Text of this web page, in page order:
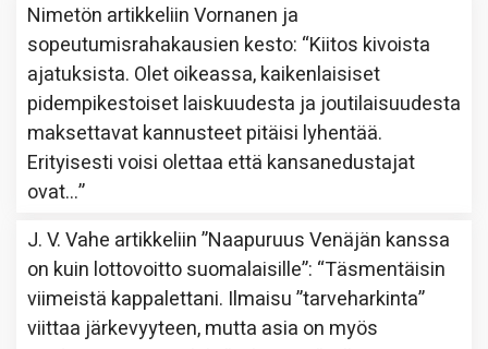
Nimetön artikkeliinVornanen ja
sopeutumisrahakausien kesto: “Kiitos kivoista
ajatuksista. Olet oikeassa, kaikenlaisiset
pidempikestoiset laiskuudesta ja joutilaisuudesta
maksettavat kannusteet pitäisi lyhentää.
Erityisesti voisi olettaa että kansanedustajat
ovat…”
J. V. Vahe artikkeliin”Naapuruus Venäjän kanssa
on kuin lottovoitto suomalaisille”: “Täsmentäisin
viimeistä kappalettani. Ilmaisu ”tarveharkinta”
viittaa järkevyyteen, mutta asia on myös